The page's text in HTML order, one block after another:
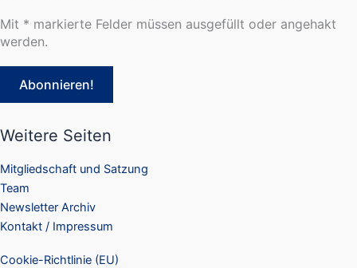
Mit * markierte Felder müssen ausgefüllt oder angehakt
werden.
Weitere Seiten
Mitgliedschaft und Satzung
Team
Newsletter Archiv
Kontakt / Impressum
Cookie-Richtlinie (EU)